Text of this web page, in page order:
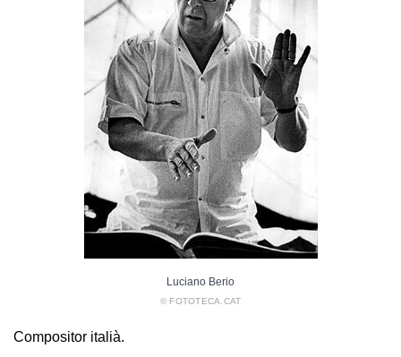
Luciano Berio
© FOTOTECA.CAT
Compositor italià.